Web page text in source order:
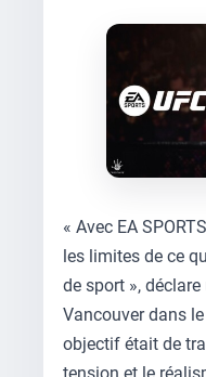
« Avec EA
les limites de ce
de sport », déclare
Vancouver dans
objectif était de